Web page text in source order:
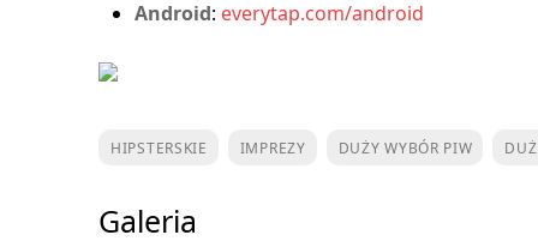
Android: everytap.com/android
HIPSTERSKIE IMPREZY DUŻY WYBÓR PIW
Galeria